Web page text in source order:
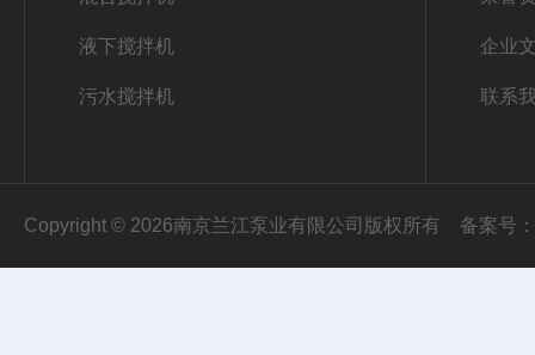
液下搅拌机
污水搅拌机
企业
联系
Copyright © 2026南京兰江泵业有限公司版权所有 备案号